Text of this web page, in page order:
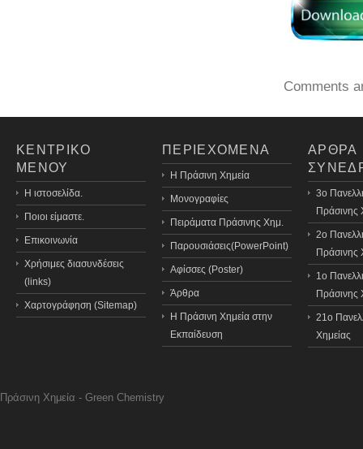
Comments
ΚΕΝΤΡΙΚΟ
ΜΕΝΟΥ
Η ιστοσελίδα.
Ποιοι είμαστε.
Επικοινωνία
Χρήσιμες διασυνδέσεις
(links)
Χαρτογράφηση (Sitemap)
ΠΕΡΙΕΧΟΜΕΝΑ
H Πράσινη Χημεία
Μονογραφίες
Πειράματα Πράσινης Χημ.
Παρουσιάσεις(PowerPoint)
Αφίσσες (Poster)
Άρθρα
Η Πράσινη Χημεία στην
Εκπαίδευση
ΑΡΘΡΑ
3o
Πράσινης
2ο
Πράσινης
1ο
Πράσινης
21o
Χημείας
Πράσινη Χημεία - Green Chemistry